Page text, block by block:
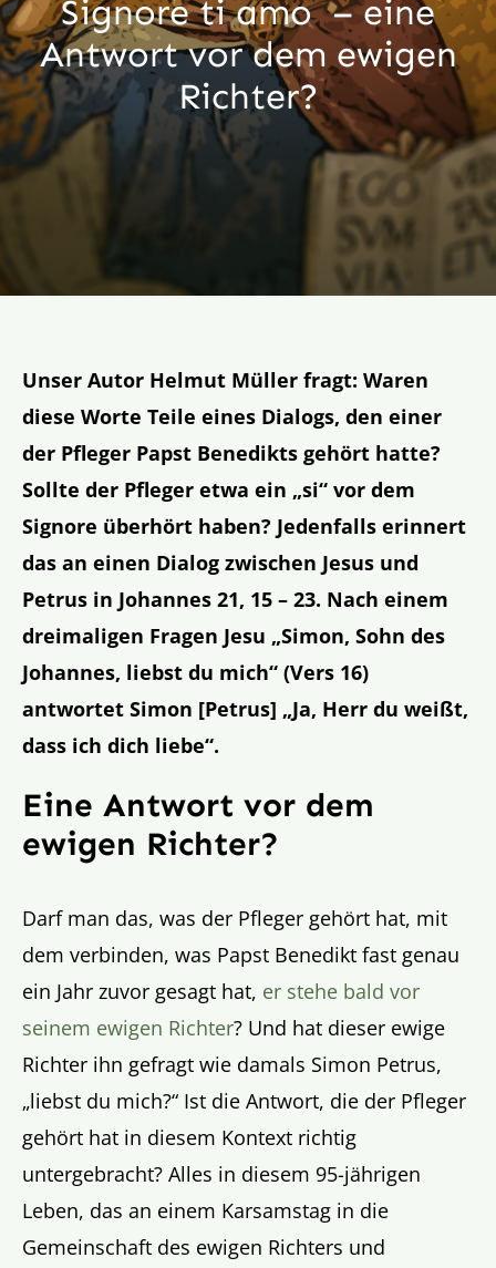
Aktion
Veröffentlichungen
Signore ti amo – eine
Antwort vor dem ewigen
Richter?
Unser Autor Helmut Müller fragt: Waren
diese Worte Teile eines Dialogs, den einer
der Pfleger Papst Benedikts gehört hatte?
Sollte der Pfleger etwa ein „si“ vor dem
Signore überhört haben? Jedenfalls erinnert
das an einen Dialog zwischen Jesus und
Petrus in Johannes 21, 15 – 23. Nach einem
dreimaligen Fragen Jesu „Simon, Sohn des
Johannes, liebst du mich“ (Vers 16)
antwortet Simon [Petrus] „Ja, Herr du weißt,
dass ich dich liebe“.
Eine Antwort vor dem
ewigen Richter?
Darf man das, was der Pfleger gehört hat, mit
dem verbinden, was Papst Benedikt fast genau
ein Jahr zuvor gesagt hat, er stehe bald vor
seinem ewigen Richter? Und hat dieser ewige
Richter ihn gefragt wie damals Simon Petrus,
„liebst du mich?“ Ist die Antwort, die der Pfleger
gehört hat in diesem Kontext richtig
untergebracht? Alles in diesem 95-jährigen
Leben, das an einem Karsamstag in die
Gemeinschaft des ewigen Richters und